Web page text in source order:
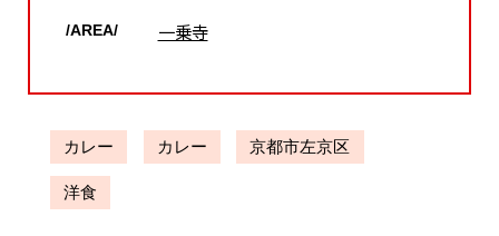
/AREA/ 一乗寺
カレー カレー 京都市左京区
洋食